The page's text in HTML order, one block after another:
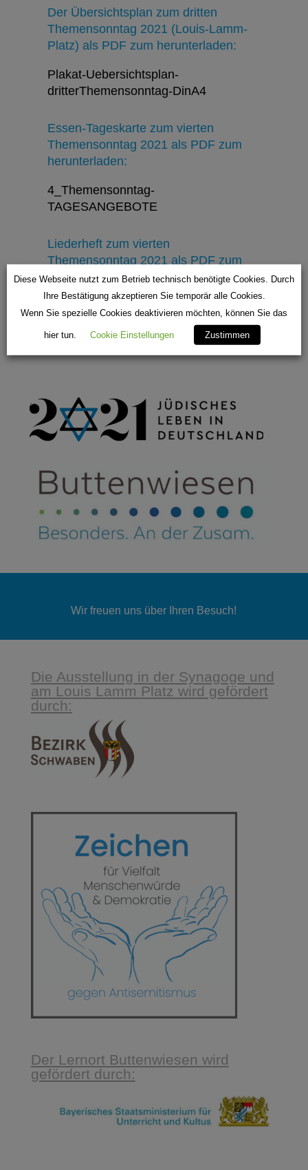
Der Übersichtsplan zum dritten
Themensonntag 2021 (Louis-Lamm-
Platz) als PDF zum herunterladen:
Plakat-Uebersichtsplan-
dritterThemensonntag-DinA4
Essen-Tageskarte zum vierten
Themensonntag 2021 als PDF zum
herunterladen:
4_Themensonntag-
TAGESANGEBOTE
Liederheft zum vierten
Themensonntag 2021 als PDF zum
herunterladen:
Liederheft-12seitig-klein
Wir freuen uns über Ihren Besuch!
Die Ausstellung in der Synagoge und
am Louis Lamm Platz wird gefördert
durch:
Der Lernort Buttenwiesen wird
gefördert durch:
Diese Webseite nutzt zum Betrieb technisch benötigte Cookies. Durch
Ihre Bestätigung akzeptieren Sie temporär alle Cookies.
Wenn Sie spezielle Cookies deaktivieren möchten, können Sie das
hier tun. Cookie Einstellungen Zustimmen